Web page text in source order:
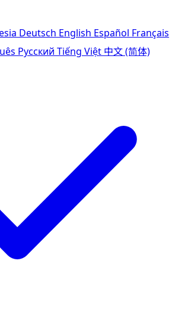
Deutsch English Español Français
Pусский Tiếng Việt 中文 (简体)